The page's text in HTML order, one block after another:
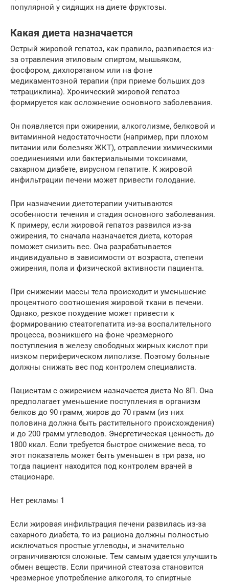
популярной у сидящих на диете фруктозы.
Какая диета назначается
Острый жировой гепатоз, как правило, развивается из-
за отравления этиловым спиртом, мышьяком,
фосфором, дихлорэтаном или на фоне
медикаментозной терапии (при приеме больших доз
тетрациклина). Хронический жировой гепатоз
формируется как осложнение основного заболевания.
Он появляется при ожирении, алкоголизме, белковой и
витаминной недостаточности (например, при плохом
питании или болезнях ЖКТ), отравлении химическими
соединениями или бактериальными токсинами,
сахарном диабете, вирусном гепатите. К жировой
инфильтрации печени может привести голодание.
При назначении диетотерапии учитываются
особенности течения и стадия основного заболевания.
К примеру, если жировой гепатоз развился из-за
ожирения, то сначала назначается диета, которая
поможет снизить вес. Она разрабатывается
индивидуально в зависимости от возраста, степени
ожирения, пола и физической активности пациента.
При снижении массы тела происходит и уменьшение
процентного соотношения жировой ткани в печени.
Однако, резкое похудение может привести к
формированию стеатогепатита из-за воспалительного
процесса, возникшего на фоне чрезмерного
поступления в железу свободных жирных кислот при
низком периферическом липолизе. Поэтому больные
должны снижать вес под контролем специалиста.
Пациентам с ожирением назначается диета No 8П. Она
предполагает уменьшение поступления в организм
белков до 90 грамм, жиров до 70 грамм (из них
половина должна быть растительного происхождения)
и до 200 грамм углеводов. Энергетическая ценность до
1800 ккал. Если требуется быстрое снижение веса, то
этот показатель может быть уменьшен в три раза, но
тогда пациент находится под контролем врачей в
стационаре.
Нет рекламы 1
Если жировая инфильтрация печени развилась из-за
сахарного диабета, то из рациона должны полностью
исключаться простые углеводы, и значительно
ограничиваются сложные. Тем самым удается улучшить
обмен веществ. Если причиной стеатоза становится
чрезмерное употребление алкоголя, то спиртные